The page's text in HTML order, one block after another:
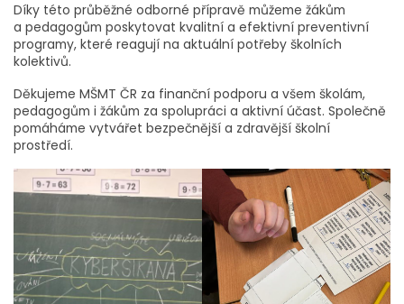
Díky této průběžné odborné přípravě můžeme žákům
a pedagogům poskytovat kvalitní a efektivní preventivní
programy, které reagují na aktuální potřeby školních
kolektivů.
Děkujeme MŠMT ČR za finanční podporu a všem školám,
pedagogům i žákům za spolupráci a aktivní účast. Společně
pomáháme vytvářet bezpečnější a zdravější školní
prostředí.